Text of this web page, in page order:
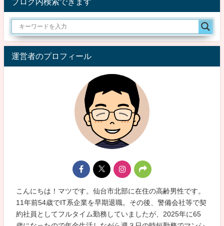
運営者のプロフィール
こんにちは！マツです。仙台市北部に在住の高齢男性です。
11年前54歳でIT系企業を早期退職。その後、警備会社等で契
約社員としてフルタイム勤務していましたが、2025年に65